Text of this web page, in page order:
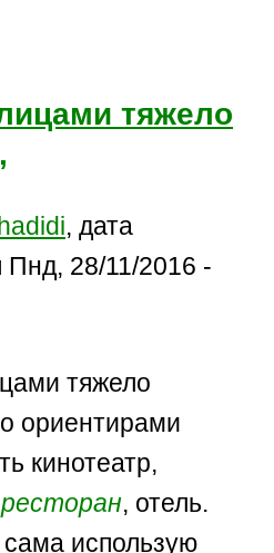
тяжело
, дата
Пнд, 28/11/2016 -
тяжело
ориентирами
кинотеатр,
ресторан, отель.
использую